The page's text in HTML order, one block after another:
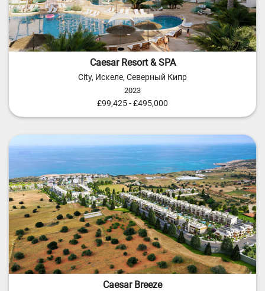
Caesar Resort & SPA
City, Искеле, Северный Кипр
2023
£99,425 - £495,000
Caesar Breeze